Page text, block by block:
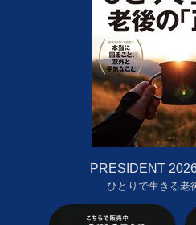
PRESIDENT
ひとりで生きる老